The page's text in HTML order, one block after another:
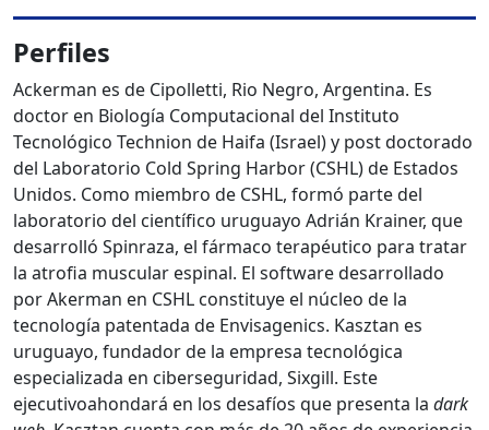
Perfiles
Ackerman es de Cipolletti, Rio Negro, Argentina. Es
doctor en Biología Computacional del Instituto
Tecnológico Technion de Haifa (Israel) y post doctorado
del Laboratorio Cold Spring Harbor (CSHL) de Estados
Unidos. Como miembro de CSHL, formó parte del
laboratorio del científico uruguayo Adrián Krainer, que
desarrolló Spinraza, el fármaco terapéutico para tratar
la atrofia muscular espinal. El software desarrollado
por Akerman en CSHL constituye el núcleo de la
tecnología patentada de Envisagenics. Kasztan es
uruguayo, fundador de la empresa tecnológica
especializada en ciberseguridad, Sixgill. Este
ejecutivoahondará en los desafíos que presenta la dark